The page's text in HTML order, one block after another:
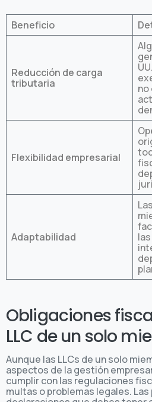
Beneficio
Reducción de carga
tributaria
no
Flexibilidad empresarial
Adaptabilidad
Obligaciones
LLC de un solo
Aunque las LLCs de un solo
aspectos de la gestión
cumplir con las regulaciones
multas o problemas legales.